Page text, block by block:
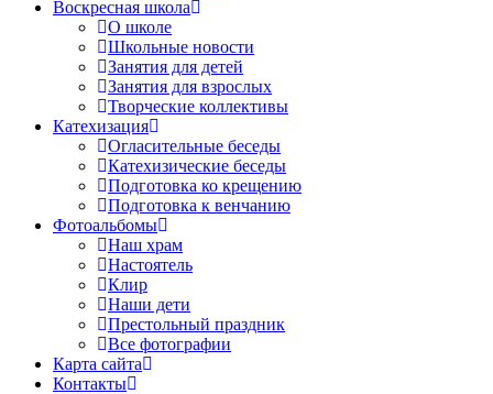
Воскресная школа
О школе
Школьные новости
Занятия для детей
Занятия для взрослых
Творческие коллективы
Катехизация
Огласительные беседы
Катехизические беседы
Подготовка ко крещению
Подготовка к венчанию
Фотоальбомы
Наш храм
Настоятель
Клир
Наши дети
Престольный праздник
Все фотографии
Карта сайта
Контакты